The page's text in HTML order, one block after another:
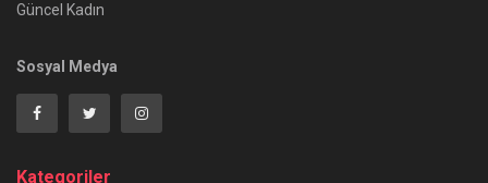
Güncel Kadın
Sosyal Medya
Kategoriler